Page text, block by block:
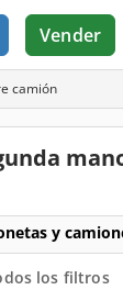
Vender
camión
y
los filtros